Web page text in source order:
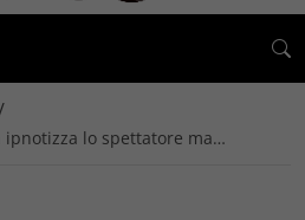
ipnotizza lo spettatore ma…